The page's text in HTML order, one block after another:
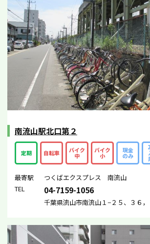
南流山駅北口第２
定期 自転車 バイク
中
バイク
小
現金
のみ
最寄駅
つくばエクスプレス 南流山
TEL
04-7159-1056
千葉県流山市南流山１−２５、３６，